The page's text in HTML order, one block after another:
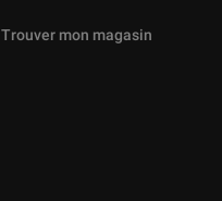
vous être proposées
Trouver mon magasin